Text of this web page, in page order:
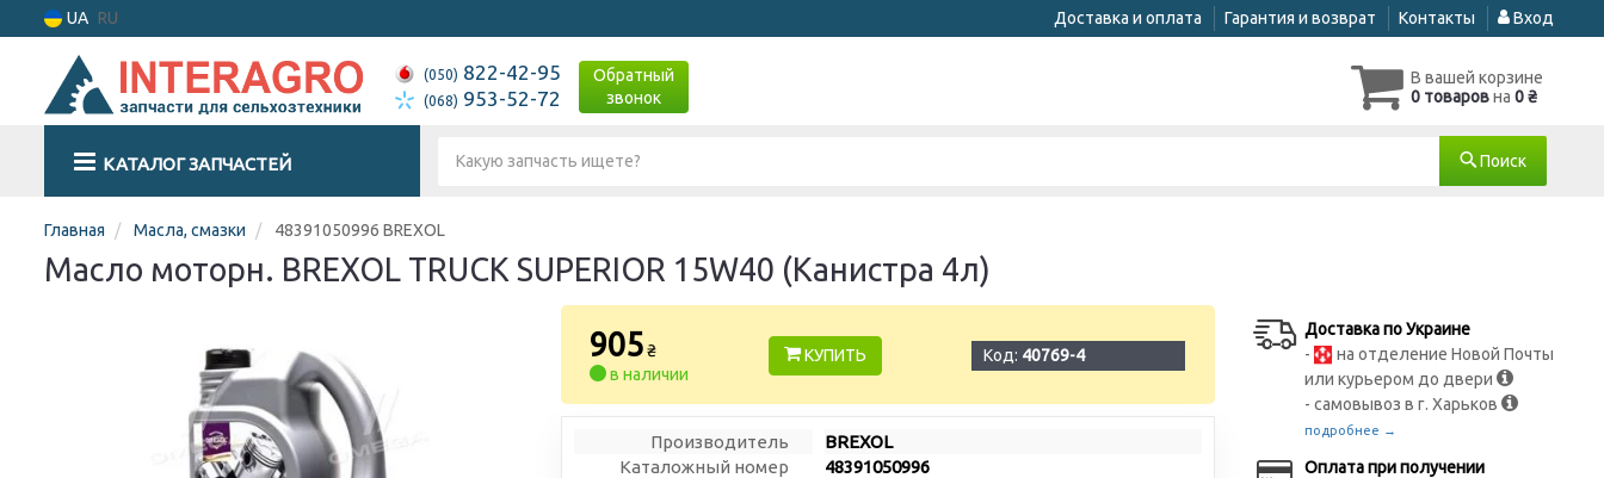
UA RU Доставка и оплата Гарантия и возврат Контакты Вход
(050) 822-42-95
(068) 953-52-72
Обратный
звонок
В вашей корзине
0 товаровна 0 ₴
КАТАЛОГ ЗАПЧАСТЕЙ Поиск
Главная Масла, смазки 48391050996 BREXOL
Масло моторн. BREXOL TRUCK SUPERIOR 15W40 (Канистра 4л)
905 ₴
в наличии
КУПИТЬ Код: 40769-4
Производитель
BREXOL
Каталожный номер
48391050996
Доставка по Украине
-
на отделение Новой Почты
или курьером до двери
- самовывоз в г. Харьков
подробнее →
Оплата при получении